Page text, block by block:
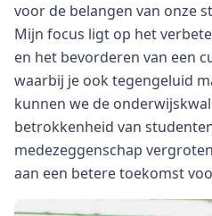
voor de belangen van onze
Mijn focus ligt op het
en het bevorderen van een
waarbij je ook tegengeluid
kunnen we de
betrokkenheid van
medezeggenschap
aan een betere toekomst